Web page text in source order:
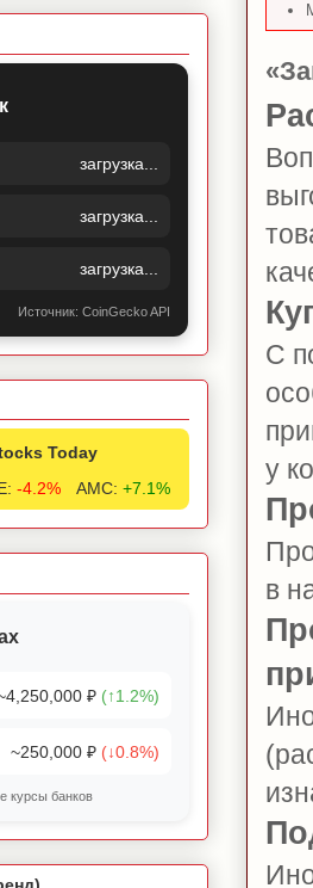
С
у
в
загрузка...
загрузка...
загрузка...
Источник: CoinGecko API
Today
-4.2% AMC: +7.1%
₽ (↑1.2%)
~250,000 ₽ (↓0.8%)
курсы банков